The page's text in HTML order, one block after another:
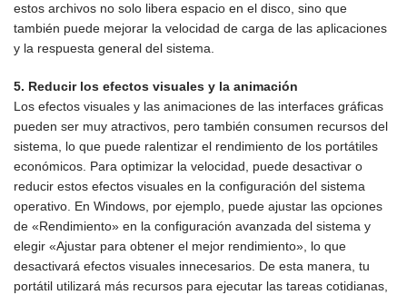
estos archivos no solo libera espacio en el disco, sino que
también puede mejorar la velocidad de carga de las aplicaciones
y la respuesta general del sistema.
5. Reducir los efectos visuales y la animación
Los efectos visuales y las animaciones de las interfaces gráficas
pueden ser muy atractivos, pero también consumen recursos del
sistema, lo que puede ralentizar el rendimiento de los portátiles
económicos. Para optimizar la velocidad, puede desactivar o
reducir estos efectos visuales en la configuración del sistema
operativo. En Windows, por ejemplo, puede ajustar las opciones
de «Rendimiento» en la configuración avanzada del sistema y
elegir «Ajustar para obtener el mejor rendimiento», lo que
desactivará efectos visuales innecesarios. De esta manera, tu
portátil utilizará más recursos para ejecutar las tareas cotidianas,